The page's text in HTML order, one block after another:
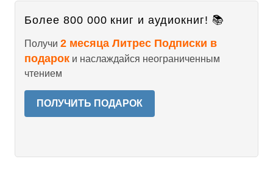
Более 800 000 книг и аудиокниг! 📚
Получи 2 месяца Литрес Подписки в
подарок и наслаждайся неограниченным
чтением
ПОЛУЧИТЬ ПОДАРОК